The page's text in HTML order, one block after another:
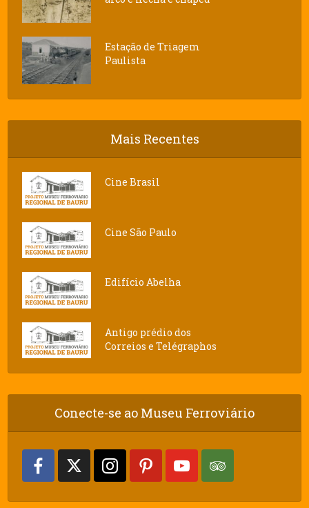
Estação de Triagem
Paulista
Mais Recentes
Cine Brasil
Cine São Paulo
Edifício Abelha
Antigo prédio dos
Correios e Telégraphos
Conecte-se ao Museu Ferroviário